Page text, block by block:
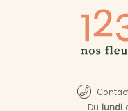
Du lundi